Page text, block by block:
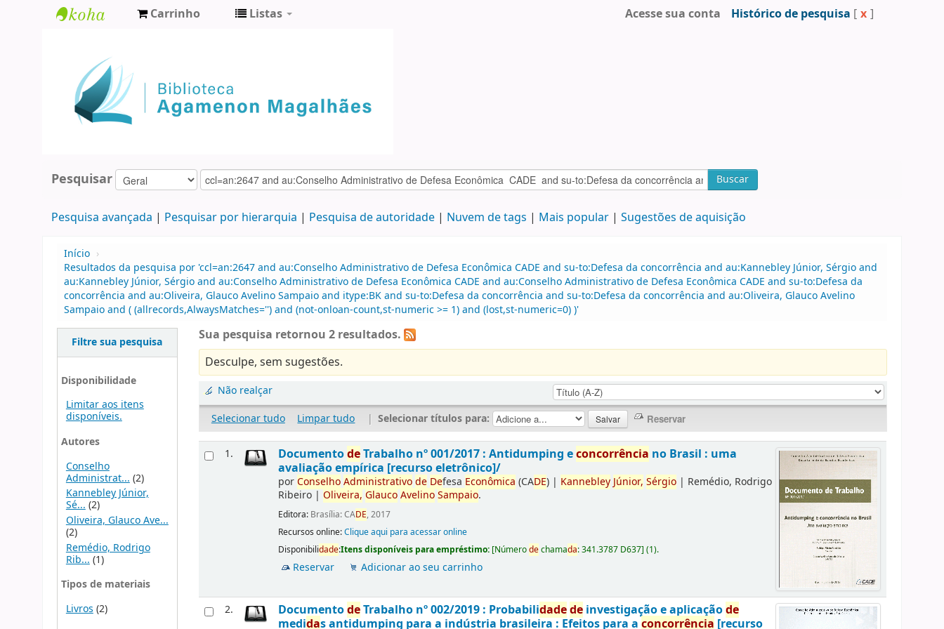
Agamenon
Magalhães
Carrinho Listas Acesse sua conta Histórico de pesquisa [ x ]
Pesquisar Buscar
Pesquisa avançada Pesquisar por hierarquia Pesquisa de autoridade Nuvem de tags Mais popular Sugestões de aquisição
Início ›
Resultados da pesquisa por 'ccl=an:2647 and au:Conselho Administrativo de Defesa Econômica CADE and su-to:Defesa da concorrência and au:Kannebley Júnior, Sérgio and
au:Kannebley Júnior, Sérgio and au:Conselho Administrativo de Defesa Econômica CADE and au:Conselho Administrativo de Defesa Econômica CADE and su-to:Defesa da
concorrência and au:Oliveira, Glauco Avelino Sampaio and itype:BK and su-to:Defesa da concorrência and su-to:Defesa da concorrência and au:Oliveira, Glauco Avelino
Sampaio and ( (allrecords,AlwaysMatches='') and (not-onloan-count,st-numeric >= 1) and (lost,st-numeric=0) )'
Filtre sua pesquisa
Disponibilidade
Limitar aos itens
disponíveis.
Autores
Conselho
Administrat... (2)
Kannebley Júnior,
Sé...(2)
Oliveira, Glauco Ave...
(2)
Remédio, Rodrigo
Rib... (1)
Tipos de materiais
Livros (2)
Sua pesquisa retornou 2 resultados.
Desculpe, sem sugestões.
Não realçar
Selecionar tudo
Limpar tudo | Selecionar títulos para:
1. DocumentodeTrabalho nº 001/2017 : Antidumping econcorrência no Brasil : uma
avaliação empírica [recurso eletrônico]/
porConselhoAdministrativode Defesa Econômica (CADE) | KannebleyJúnior, Sérgio | Remédio, Rodrigo
Ribeiro |Oliveira, GlaucoAvelinoSampaio.
Editora: Brasília: CADE, 2017
Recursos online:Clique aqui para acessar online
Disponibilidade:Itens disponíveis para empréstimo: [Númerodechamada:341.3787 D637](1).
Reservar Adicionar ao seu carrinho
2. DocumentodeTrabalho nº 002/2019 : Probabilidadede investigação e aplicaçãode
medidas antidumping para a indústria brasileira : Efeitos para aconcorrência [recurso